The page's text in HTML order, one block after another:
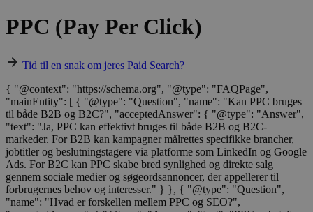
PPC (Pay Per Click)
Tid til en snak om jeres Paid Search?
{ "@context": "https://schema.org", "@type": "FAQPage",
"mainEntity": [ { "@type": "Question", "name": "Kan PPC bruges
til både B2B og B2C?", "acceptedAnswer": { "@type": "Answer",
"text": "Ja, PPC kan effektivt bruges til både B2B og B2C-
markeder. For B2B kan kampagner målrettes specifikke brancher,
jobtitler og beslutningstagere via platforme som LinkedIn og Google
Ads. For B2C kan PPC skabe bred synlighed og direkte salg
gennem sociale medier og søgeordsannoncer, der appellerer til
forbrugernes behov og interesser." } }, { "@type": "Question",
"name": "Hvad er forskellen mellem PPC og SEO?",